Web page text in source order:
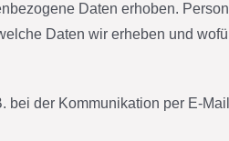
Daten erhoben.
Daten wir erheben und
der Kommunikation per E-